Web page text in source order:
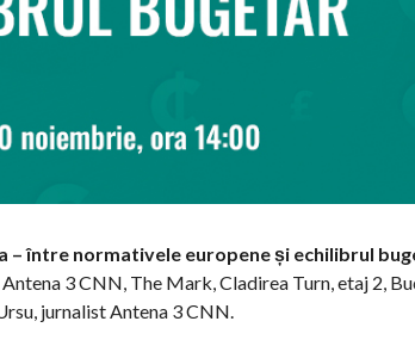
– între normativele europene și echilibrul
3 CNN, The Mark, Cladirea Turn, etaj 2,
jurnalist Antena 3 CNN.